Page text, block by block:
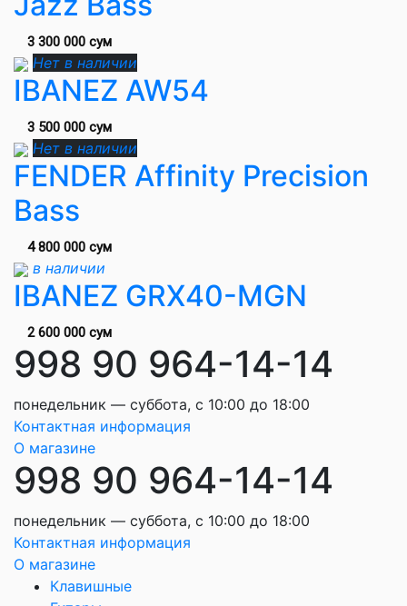
3 300 000 сум
Нет в наличии
IBANEZ AW54
3 500 000 сум
Нет в наличии
FENDER Affinity Precision
Bass
4 800 000 сум
в наличии
IBANEZ GRX40-MGN
2 600 000 сум
998 90 964-14-14
понедельник — суббота, с 10:00 до 18:00
Контактная информация
О магазине
998 90 964-14-14
понедельник — суббота, с 10:00 до 18:00
Контактная информация
О магазине
Клавишные